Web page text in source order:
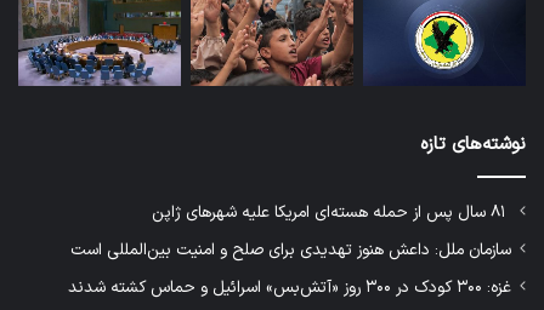
نوشته‌های تازه
سازمان ملل: داعش هنوز تهدیدی برای صلح و امنیت بین‌المللی است
غزه: ۳۰۰ کودک در ۳۰۰ روز «آتش‌بس» اسرائیل و حماس کشته شدند